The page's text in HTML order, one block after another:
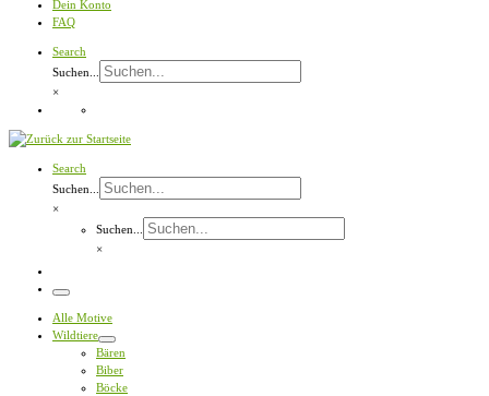
Dein Konto
FAQ
Search
Suchen...
×
Search
Suchen...
×
Suchen...
×
Menü
Alle Motive
Wildtiere
Bären
Biber
Böcke